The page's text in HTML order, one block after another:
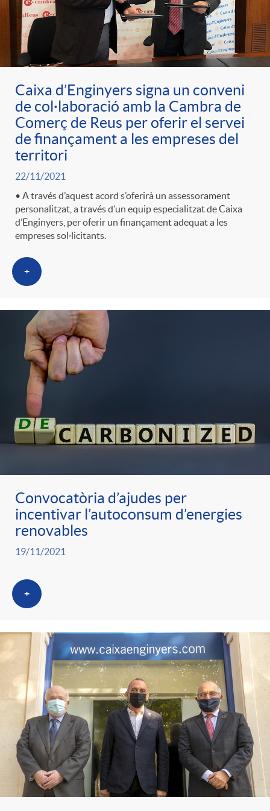
Caixa d’Enginyers signa un conveni
de col·laboració amb la Cambra de
Comerç de Reus per oferir el servei
de finançament a les empreses del
territori
22/11/2021
• A través d’aquest acord s’oferirà un assessorament
personalitzat, a través d’un equip especialitzat de Caixa
d’Enginyers, per oferir un finançament adequat a les
empreses sol·licitants.
+
Convocatòria d’ajudes per
incentivar l’autoconsum d’energies
renovables
19/11/2021
+